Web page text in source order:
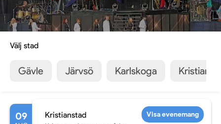
Välj stad
Gävle Järvsö Karlskoga
09 Kristianstad Visa evenemang